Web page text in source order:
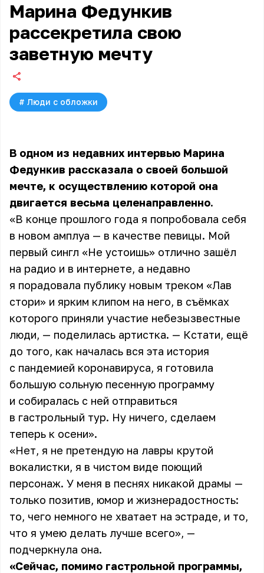
Марина Федункив
рассекретила свою
заветную мечту
# Люди с обложки
В одном из недавних интервью Марина
Федункив рассказала о своей большой
мечте, к осуществлению которой она
двигается весьма целенаправленно.
«В конце прошлого года я попробовала себя
в новом амплуа — в качестве певицы. Мой
первый сингл «Не устоишь» отлично зашёл
на радио и в интернете, а недавно
я порадовала публику новым треком «Лав
стори» и ярким клипом на него, в съёмках
которого приняли участие небезызвестные
люди, — поделилась артистка. — Кстати, ещё
до того, как началась вся эта история
с пандемией коронавируса, я готовила
большую сольную песенную программу
и собиралась с ней отправиться
в гастрольный тур. Ну ничего, сделаем
теперь к осени».
«Нет, я не претендую на лавры крутой
вокалистки, я в чистом виде поющий
персонаж. У меня в песнях никакой драмы —
только позитив, юмор и жизнерадостность:
то, чего немного не хватает на эстраде, и то,
что я умею делать лучше всего», —
подчеркнула она.
«Сейчас, помимо гастрольной программы,